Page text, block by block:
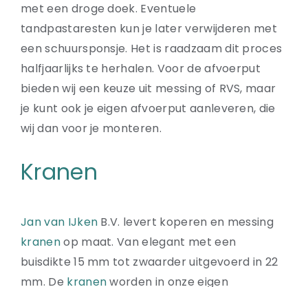
met een droge doek. Eventuele
tandpastaresten kun je later verwijderen met
een schuursponsje. Het is raadzaam dit proces
halfjaarlijks te herhalen. Voor de afvoerput
bieden wij een keuze uit messing of RVS, maar
je kunt ook je eigen afvoerput aanleveren, die
wij dan voor je monteren.
Kranen
Jan van IJken B.V. levert koperen en messing
kranenop maat. Van elegant met een
buisdikte 15 mm tot zwaarder uitgevoerd in 22
mm. De kranenworden in onze eigen